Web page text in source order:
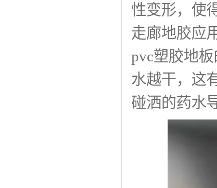
性变形，使
走廊地胶应
pvc塑胶地
水越干，这
碰洒的药水